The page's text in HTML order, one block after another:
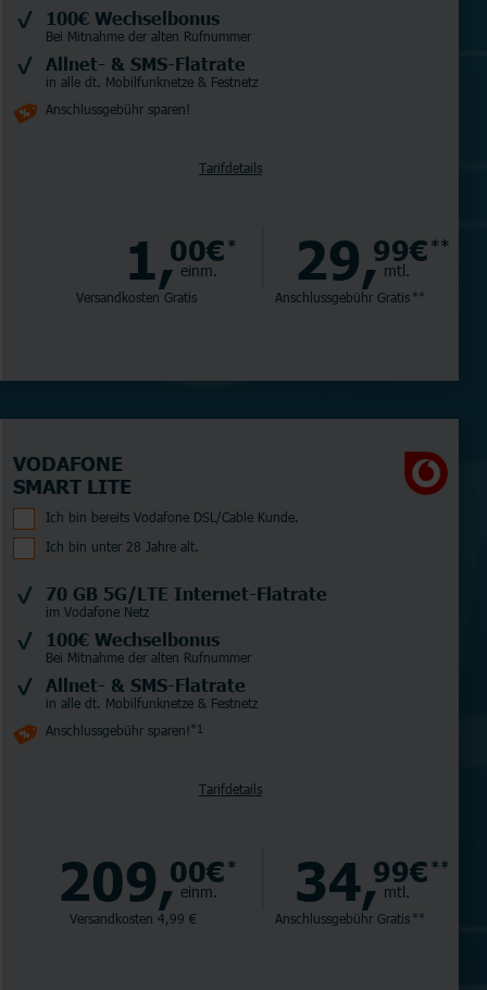
100€ Wechselbonus
Bei Mitnahme der alten Rufnummer
Allnet- & SMS-Flatrate
in alle dt. Mobilfunknetze & Festnetz
Anschlussgebühr sparen!
Tarifdetails
1,00€ *
einm.
Versandkosten Gratis
29,99€ **
mtl.
Anschlussgebühr Gratis **
VODAFONE
SMART LITE
Ich bin bereits Vodafone DSL/Cable Kunde.
Ich bin unter 28 Jahre alt.
70 GB 5G/LTE Internet-Flatrate
im Vodafone Netz
100€ Wechselbonus
Bei Mitnahme der alten Rufnummer
Allnet- & SMS-Flatrate
in alle dt. Mobilfunknetze & Festnetz
Anschlussgebühr sparen!*1
Tarifdetails
209,00€ *
einm.
Versandkosten 4,99 €
34,99€ **
mtl.
Anschlussgebühr Gratis **